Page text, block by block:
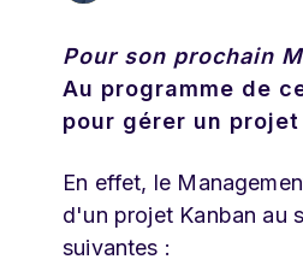
Pour son prochain
Au programme de
pour gérer un projet
En effet, le
d'un projet Kanban au
suivantes :